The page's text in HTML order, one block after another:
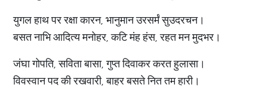
युगल हाथ पर रक्षा कारन, भानुमान उरसर्मं सुउदरचन।
बसत नाभि आदित्य मनोहर, कटि मंह हंस, रहत मन मुदभर।
जंघा गोपति, सविता बासा, गुप्त दिवाकर करत हुलासा।
विवस्वान पद की रखवारी, बाहर बसते नित तम हारी।